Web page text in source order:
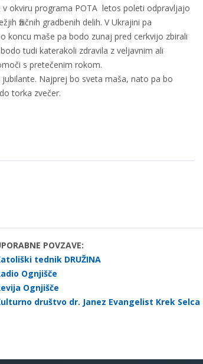
okviru programa POTA letos poleti odpravljajo
fizičnih gradbenih delih. V Ukrajini pa
koncu maše pa bodo zunaj pred cerkvijo zbirali
tudi katerakoli zdravila z veljavnim ali
s pretečenim rokom.
Najprej bo sveta maša, nato pa bo
torka zvečer.
POVZAVE:
tednik DRUŽINA
Ognjišče
Ognjišče
društvo dr. Janez Evangelist Krek Selca